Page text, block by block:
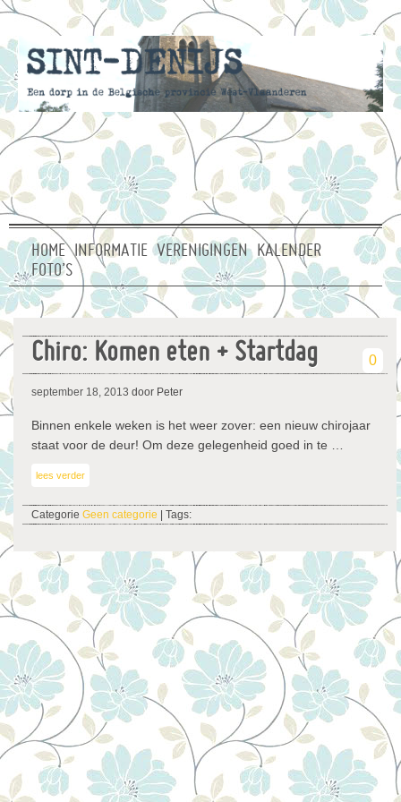
HOME INFORMATIE VERENIGINGEN KALENDER
FOTO’S
Chiro: Komen eten + Startdag 0
september 18, 2013 door Peter
Binnen enkele weken is het weer zover: een nieuw chirojaar
staat voor de deur! Om deze gelegenheid goed in te …
lees verder
Categorie Geen categorie | Tags: